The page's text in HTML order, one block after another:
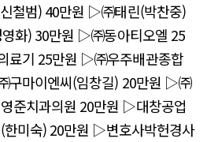
철범) 40만원 ▷㈜태린(박찬중)
화) 30만원 ▷㈜동아티오엘 25
료기 25만원 ▷㈜우주배관종합
구마이엔씨(임창길) 20만원 ▷㈜
준치과의원 20만원 ▷대창공업
미숙) 20만원 ▷변호사박헌경사